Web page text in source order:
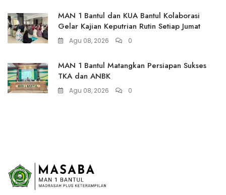
MAN 1 Bantul dan KUA Bantul Kolaborasi
Gelar Kajian Keputrian Rutin Setiap Jumat
Agu 08, 2026 0
MAN 1 Bantul Matangkan Persiapan Sukses
TKA dan ANBK
Agu 08, 2026 0